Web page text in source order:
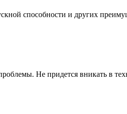
способности и других
Не придется вникать в